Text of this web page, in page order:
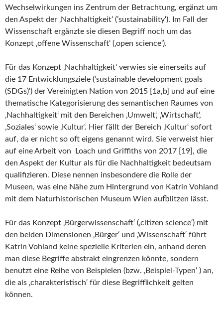
Wechselwirkungen ins Zentrum der Betrachtung, ergänzt um
den Aspekt der ‚Nachhaltigkeit‘ (’sustainability‘). Im Fall der
Wissenschaft ergänzte sie diesen Begriff noch um das
Konzept ‚offene Wissenschaft‘ (‚open science‘).
Für das Konzept ‚Nachhaltigkeit‘ verwies sie einerseits auf
die 17 Entwicklungsziele (’sustainable development goals
(SDGs)‘) der Vereinigten Nation von 2015 [1a,b] und auf eine
thematische Kategorisierung des semantischen Raumes von
‚Nachhaltigkeit‘ mit den Bereichen ‚Umwelt‘, ‚Wirtschaft‘,
‚Soziales‘ sowie ‚Kultur‘. Hier fällt der Bereich ‚Kultur‘ sofort
auf, da er nicht so oft eigens genannt wird. Sie verweist hier
auf eine Arbeit von Loach und Griffiths von 2017 [19], die
den Aspekt der Kultur als für die Nachhaltigkeit bedeutsam
qualifizieren. Diese nennen insbesondere die Rolle der
Museen, was eine Nähe zum Hintergrund von Katrin Vohland
mit dem Naturhistorischen Museum Wien aufblitzen lässt.
Für das Konzept ‚Bürgerwissenschaft‘ (‚citizen science‘) mit
den beiden Dimensionen ‚Bürger‘ und ‚Wissenschaft‘ führt
Katrin Vohland keine spezielle Kriterien ein, anhand deren
man diese Begriffe abstrakt eingrenzen könnte, sondern
benutzt eine Reihe von Beispielen (bzw. ‚Beispiel-Typen‘ ) an,
die als ‚charakteristisch‘ für diese Begrifflichkeit gelten
können.